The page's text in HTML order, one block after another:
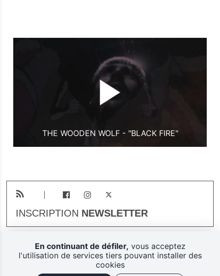
THE WOODEN WOLF - "BLACK FIRE"
INSCRIPTION NEWSLETTER
Plan du site
Mentions légales
En continuant de défiler, vous acceptez
l'utilisation de services tiers pouvant installer des
cookies